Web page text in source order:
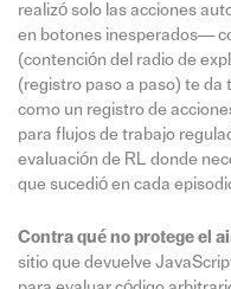
realizó solo las acciones
en botones inesperados—
(contención del radio de
(registro paso a paso) te
como un registro de
para flujos de trabajo
evaluación de RL donde
que sucedió en cada
Contra qué no protege el
sitio que devuelve